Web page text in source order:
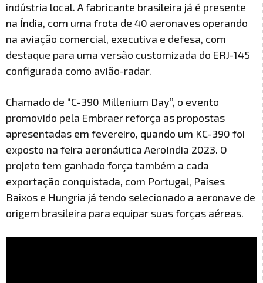
indústria local. A fabricante brasileira já é presente
na Índia, com uma frota de 40 aeronaves operando
na aviação comercial, executiva e defesa, com
destaque para uma versão customizada do ERJ-145
configurada como avião-radar.
Chamado de “C-390 Millenium Day”, o evento
promovido pela Embraer reforça as propostas
apresentadas em fevereiro, quando um KC-390 foi
exposto na feira aeronáutica AeroIndia 2023. O
projeto tem ganhado força também a cada
exportação conquistada, com Portugal, Países
Baixos e Hungria já tendo selecionado a aeronave de
origem brasileira para equipar suas forças aéreas.